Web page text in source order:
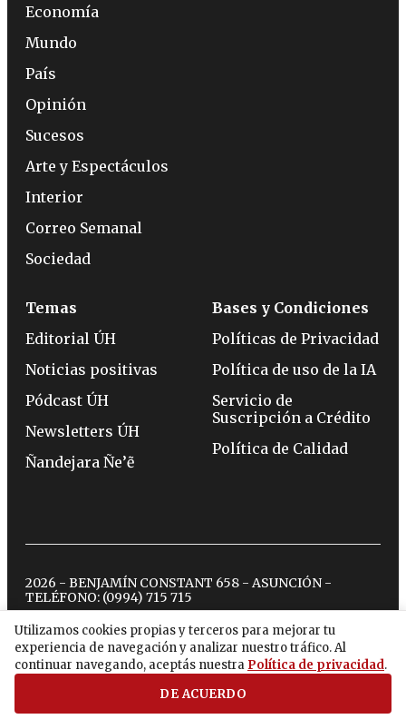
Utilizamos cookies propias y terceros para mejorar tu
experiencia de navegación y analizar nuestro tráfico. Al
continuar navegando, aceptás nuestra Política de privacidad.
DE ACUERDO
Economía
Mundo
País
Opinión
Sucesos
Arte y Espectáculos
Interior
Correo Semanal
Sociedad
Temas
Editorial ÚH
Noticias positivas
Pódcast ÚH
Newsletters ÚH
Ñandejara Ñe’ẽ
Bases y Condiciones
Políticas de Privacidad
Política de uso de la IA
Servicio de
Suscripción a Crédito
Política de Calidad
2026 - BENJAMÍN CONSTANT 658 - ASUNCIÓN -
TELÉFONO: (0994) 715 715
twitterinstagram
facebook
tiktokyoutubespotify